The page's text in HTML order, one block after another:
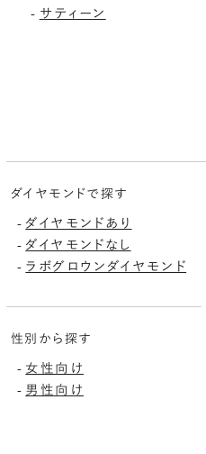
- サティーン
ダイヤモンドで探す
-ダイヤモンドあり
-ダイヤモンドなし
- ラボグロウンダイヤモンド
性別から探す
- 女性向け
- 男性向け